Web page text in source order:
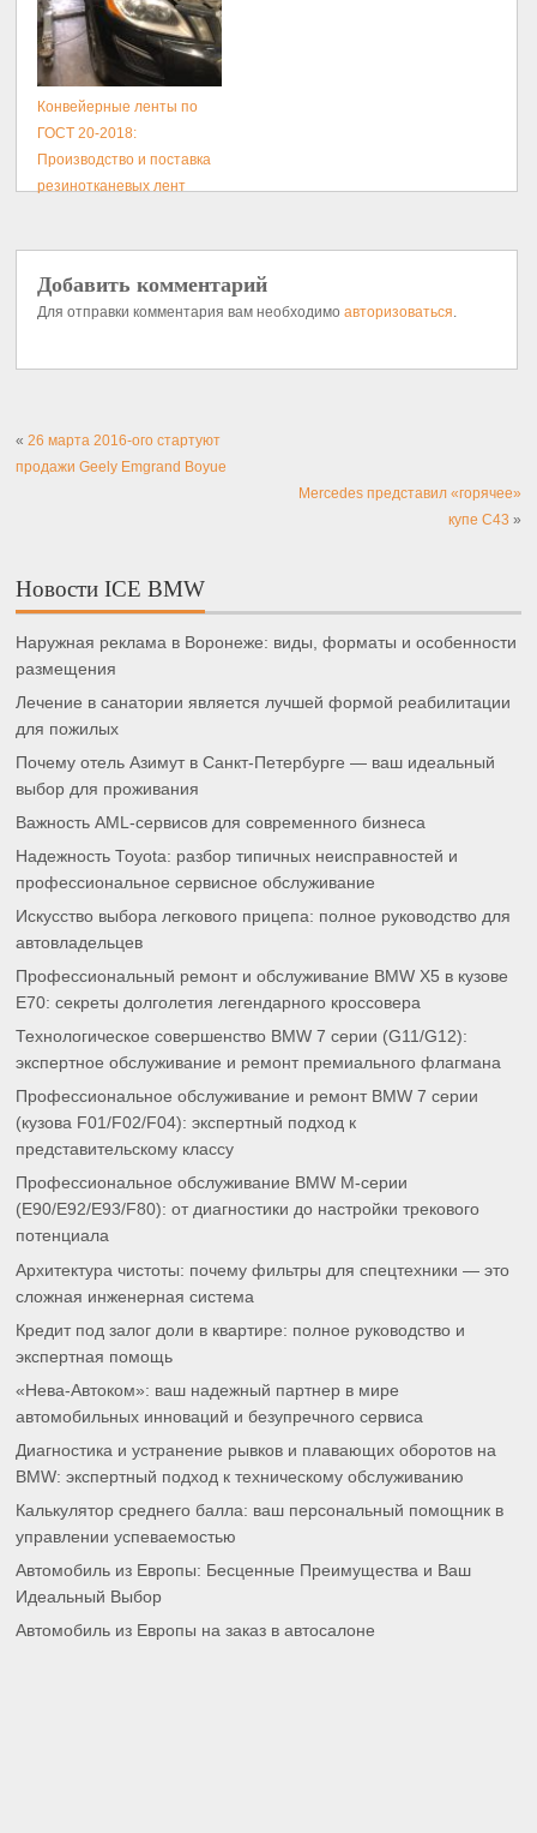
Конвейерные ленты по
ГОСТ 20-2018:
Производство и поставка
резинотканевых лент
Добавить комментарий
Для отправки комментария вам необходимоавторизоваться.
«26 марта 2016-ого стартуют
продажи Geely Emgrand Boyue
Mercedes представил «горячее»
купе C43 »
Новости ICE BMW
Наружная реклама в Воронеже: виды, форматы и особенности
размещения
Лечение в санатории является лучшей формой реабилитации
для пожилых
Почему отель Азимут в Санкт-Петербурге — ваш идеальный
выбор для проживания
Важность AML-сервисов для современного бизнеса
Надежность Toyota: разбор типичных неисправностей и
профессиональное сервисное обслуживание
Искусство выбора легкового прицепа: полное руководство для
автовладельцев
Профессиональный ремонт и обслуживание BMW X5 в кузове
E70: секреты долголетия легендарного кроссовера
Технологическое совершенство BMW 7 серии (G11/G12):
экспертное обслуживание и ремонт премиального флагмана
Профессиональное обслуживание и ремонт BMW 7 серии
(кузова F01/F02/F04): экспертный подход к
представительскому классу
Профессиональное обслуживание BMW M-серии
(E90/E92/E93/F80): от диагностики до настройки трекового
потенциала
Архитектура чистоты: почему фильтры для спецтехники — это
сложная инженерная система
Кредит под залог доли в квартире: полное руководство и
экспертная помощь
«Нева-Автоком»: ваш надежный партнер в мире
автомобильных инноваций и безупречного сервиса
Диагностика и устранение рывков и плавающих оборотов на
BMW: экспертный подход к техническому обслуживанию
Калькулятор среднего балла: ваш персональный помощник в
управлении успеваемостью
Автомобиль из Европы: Бесценные Преимущества и Ваш
Идеальный Выбор
Автомобиль из Европы на заказ в автосалоне